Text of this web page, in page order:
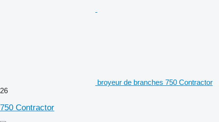
broyeur de branches 750 Contractor
26
750 Contractor